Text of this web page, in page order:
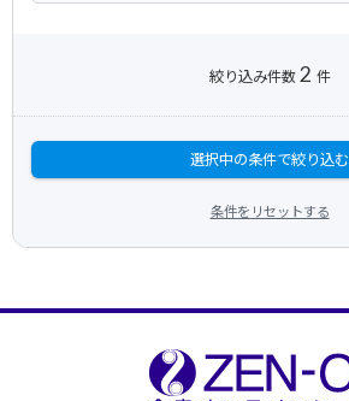
絞り込み件数 2 件
選択中の条件で絞り込む
条件をリセットする